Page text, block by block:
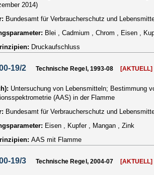
2014)
Bundesamt für Verbraucherschutz und
Blei , Cadmium , Chrom , Eisen ,
Druckaufschluss
19/2 Technische Regel, 1993-08 [AKTUELL]
Untersuchung von Lebensmitteln; Bestimmung
(AAS) in der Flamme
Bundesamt für Verbraucherschutz und
Eisen , Kupfer , Mangan , Zink
AAS mit Flamme
19/3 Technische Regel, 2004-07 [AKTUELL]